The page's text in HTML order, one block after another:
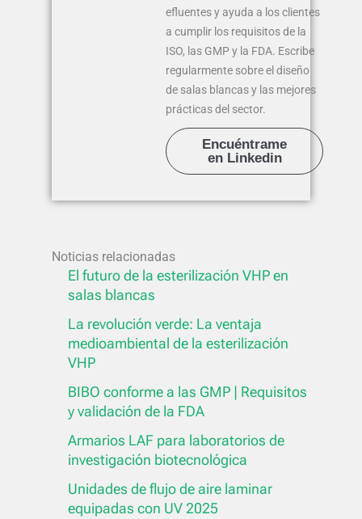
efluentes y ayuda a los clientes
a cumplir los requisitos de la
ISO, las GMP y la FDA. Escribe
regularmente sobre el diseño
de salas blancas y las mejores
prácticas del sector.
Encuéntrame
en Linkedin
Noticias relacionadas
El futuro de la esterilización VHP en
salas blancas
La revolución verde: La ventaja
medioambiental de la esterilización
VHP
BIBO conforme a las GMP | Requisitos
y validación de la FDA
Armarios LAF para laboratorios de
investigación biotecnológica
Unidades de flujo de aire laminar
equipadas con UV 2025